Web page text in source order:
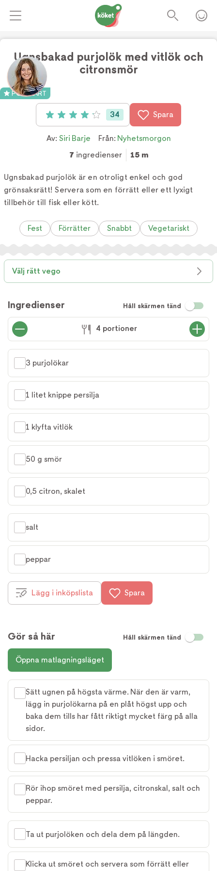
Ugnsbakad purjolök med vitlök och
citronsmör
POPULÄRT
Betyg: 4.1 av 5 (34 röster)
34 Spara
Av: Siri Barje Från: Nyhetsmorgon
7 ingredienser 15 m
Ugnsbakad purjolök är en otroligt enkel och god
grönsaksrätt! Servera som en förrätt eller ett lyxigt
tillbehör till fisk eller kött.
Fest Förrätter Snabbt Vegetariskt
Välj rätt vego
Ingredienser Håll skärmen tänd
4 portioner
3 purjolökar
1 litet knippe persilja
1 klyfta vitlök
50 g smör
0,5 citron, skalet
salt
peppar
Lägg i inköpslista Spara
Gör så här Håll skärmen tänd
Öppna matlagningsläget
Sätt ugnen på högsta värme. När den är varm,
lägg in purjolökarna på en plåt högst upp och
baka dem tills har fått riktigt mycket färg på alla
sidor.
Hacka persiljan och pressa vitlöken i smöret.
Rör ihop smöret med persilja, citronskal, salt och
peppar.
Ta ut purjolöken och dela dem på längden.
Klicka ut smöret och servera som förrätt eller